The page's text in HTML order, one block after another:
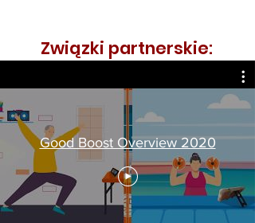
Związki partnerskie:
Good Boost Overview 2020